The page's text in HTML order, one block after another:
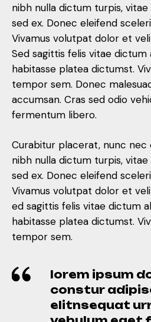
nibh nulla dictum turpis,
sed ex. Donec eleifend
Vivamus volutpat dolor et
Sed sagittis felis vitae dictum
habitasse platea dictumst.
tempor sem. Donec
accumsan. Cras sed odio
fermentum libero.
Curabitur placerat, nunc nec
nibh nulla dictum turpis,
sed ex. Donec eleifend
Vivamus volutpat dolor et
ed sagittis felis vitae dictum
habitasse platea dictumst.
tempor sem.
lorem ipsum
constur
elitnsequat